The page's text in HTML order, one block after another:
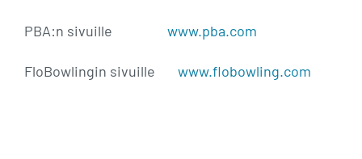
PBA:n sivuille www.pba.com
FloBowlingin sivuille www.flobowling.com